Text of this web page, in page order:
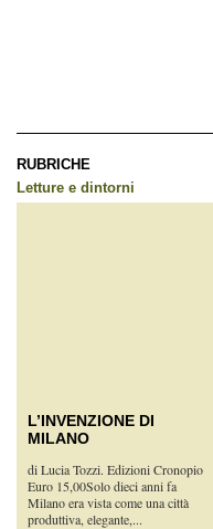
RUBRICHE
Letture e dintorni
L’INVENZIONE DI
MILANO
di Lucia Tozzi. Edizioni Cronopio
Euro 15,00Solo dieci anni fa
Milano era vista come una città
produttiva, elegante,...